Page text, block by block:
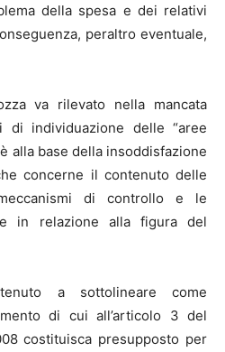
della spesa e dei relativi
peraltro eventuale,
va rilevato nella mancata
di individuazione delle “aree
alla base della insoddisfazione
concerne il contenuto delle
di controllo e le
in relazione alla figura del
tenuto a sottolineare come
di cui all’articolo 3 del
costituisca presupposto per